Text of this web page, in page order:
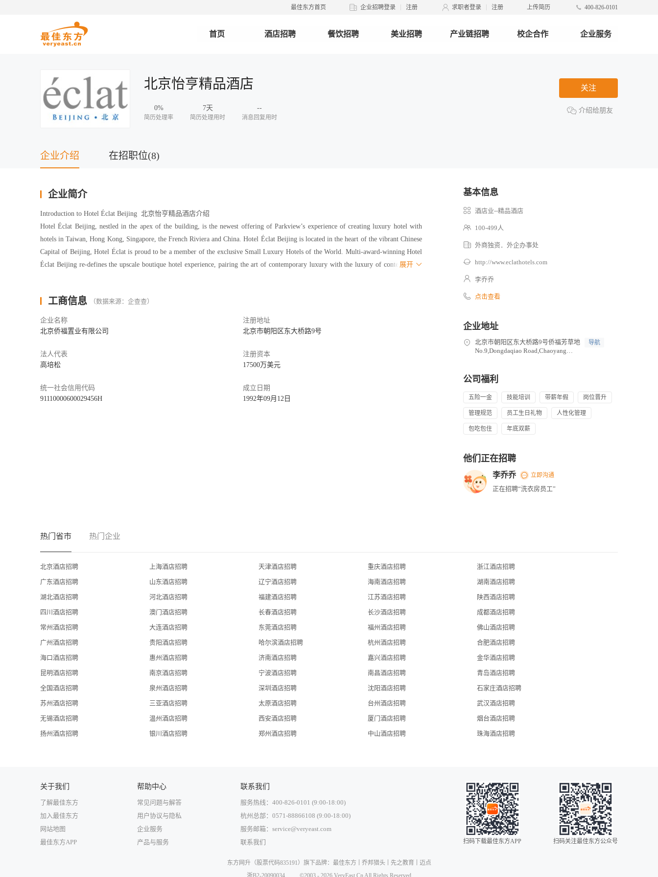
最佳东方首页 企业招聘登录 注册 求职者登录 注册 上传简历 400-826-0101
首页 酒店招聘 餐饮招聘 美业招聘 产业链招聘 校企合作 企业服务
北京怡亨精品酒店
0%
简历处理率
7天
简历处理用时
--
消息回复用时
关注
介绍给朋友
企业介绍 在招职位(8)
企业简介
Introduction to Hotel Éclat Beijing  北京怡亨精品酒店介绍
Hotel Éclat Beijing, nestled in the apex of the building, is the newest offering of Parkview’s experience of creating luxury hotel with
hotels in Taiwan, Hong Kong, Singapore, the French Riviera and China. Hotel Éclat Beijing is located in the heart of the vibrant Chinese
Capital of Beijing, Hotel Éclat is proud to be a member of the exclusive Small Luxury Hotels of the World. Multi-award-winning Hotel
Éclat Beijing re-defines the upscale boutique hotel experience, pairing the art of contemporary luxury with the luxury of contemporary
海岸等地多年的奢华酒店运营管理经验。北京怡亨酒店矗立于北京CBD的中心区域，是全球奢华精品酒店（Small Luxury Hotels
of the World™）成员之一。地处屡获殊荣的芳草地内，北京怡亨酒店将当代奢华和现代艺术紧密地融为一体，重新诠释都市高
端精品酒店的极宿体验。
Consists of 100 keys, these individually designed rooms & suites, offer a full pampering choice of amenities to match different tastes. 20
Pool suites will have their own private jetted swim spas, terraced gardens, each room in the hotel is equipped with the “Éclat Essentials”
100间別具设计特色的精致客房及套间为不同品味的客人提供丰富选择。20间套房配有独立的私人泳池，独具个性的豪华澜池套
or simply a fantastic ultra-luxurious experience, as guests will be pampered by the Hotel’s personal butlers, exquisite private dining
面积高达到700平米的怡亨总统套房可视为在北京的标志性场所，作为私人聚会、专属产品发布或是单纯享受极致的奢华, 因为
这里提供私人管家服务、优雅的私属用餐体验，而且还有更多……  事实上，做为中央商务区中的地标性建筑北京怡亨酒店真正
诠释了一个非同寻常的精品酒店的概念。
which advocates saving energy and offering healthy working environment.
侨福芳草地是集团在中国的最新投资项目, 这是一个耗资20多亿人民币，旨在提倡节能并提供健康工作空间的先驱工程。
The building comprises four inter-connected blocks that sits within a transparent envelope, which acts as a protective cover to control the
micro-climate of the project. Using sustainable systems, the building fully exploits the temperate climate during spring and autumn and
的小气候环境在保证了整体建筑恒温恒湿的同时, 巧妙降低了建筑自身的能源消耗, 提高了能源的最大化利用, 从而充分彰显出侨
福芳草地的节能环保特点。
展开
工商信息 （数据来源：企查查）
企业名称
北京侨福置业有限公司
注册地址
北京市朝阳区东大桥路9号
法人代表
高培松
注册资本
17500万美元
统一社会信用代码
91110000600029456H
成立日期
1992年09月12日
基本信息
酒店业--精品酒店
100-499人
外商独资．外企办事处
http://www.eclathotels.com
李乔乔
点击查看
企业地址
北京市朝阳区东大桥路9号侨福芳草地
No.9,Dongdaqiao Road,Chaoyang
导航
公司福利
五险一金 技能培训 带薪年假 岗位晋升
管理规范 员工生日礼物 人性化管理
包吃包住 年底双薪
他们正在招聘
李乔乔 立即沟通
正在招聘“洗衣房员工”
热门省市 热门企业
北京酒店招聘 上海酒店招聘 天津酒店招聘 重庆酒店招聘 浙江酒店招聘
广东酒店招聘 山东酒店招聘 辽宁酒店招聘 海南酒店招聘 湖南酒店招聘
湖北酒店招聘 河北酒店招聘 福建酒店招聘 江苏酒店招聘 陕西酒店招聘
四川酒店招聘 澳门酒店招聘 长春酒店招聘 长沙酒店招聘 成都酒店招聘
常州酒店招聘 大连酒店招聘 东莞酒店招聘 福州酒店招聘 佛山酒店招聘
广州酒店招聘 贵阳酒店招聘 哈尔滨酒店招聘 杭州酒店招聘 合肥酒店招聘
海口酒店招聘 惠州酒店招聘 济南酒店招聘 嘉兴酒店招聘 金华酒店招聘
昆明酒店招聘 南京酒店招聘 宁波酒店招聘 南昌酒店招聘 青岛酒店招聘
全国酒店招聘 泉州酒店招聘 深圳酒店招聘 沈阳酒店招聘 石家庄酒店招聘
苏州酒店招聘 三亚酒店招聘 太原酒店招聘 台州酒店招聘 武汉酒店招聘
无锡酒店招聘 温州酒店招聘 西安酒店招聘 厦门酒店招聘 烟台酒店招聘
扬州酒店招聘 银川酒店招聘 郑州酒店招聘 中山酒店招聘 珠海酒店招聘
关于我们
了解最佳东方
加入最佳东方
网站地图
最佳东方APP
帮助中心
常见问题与解答
用户协议与隐私
企业服务
产品与服务
联系我们
服务热线：400-826-0101 (9:00-18:00)
杭州总部：0571-88866108 (9:00-18:00)
服务邮箱：service@veryeast.com
联系我们
扫码下载最佳东方APP 扫码关注最佳东方公众号
东方网升（股票代码835191）旗下品牌： 最佳东方 乔邦猎头 先之教育
迈点
浙B2-20090034
©2003 - 2026 VeryEast.Cn All Rights Reserved
中国大陆
中国香港